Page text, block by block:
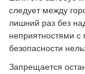
следует между
лишний раз без
неприятностями
безопасности
Запрещается